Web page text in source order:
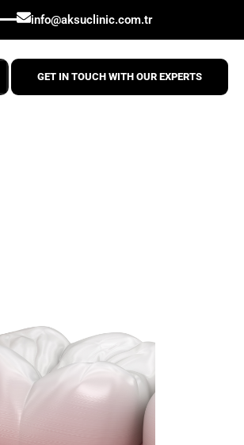
info@aksuclinic.com.tr
GET IN TOUCH WITH OUR EXPERTS